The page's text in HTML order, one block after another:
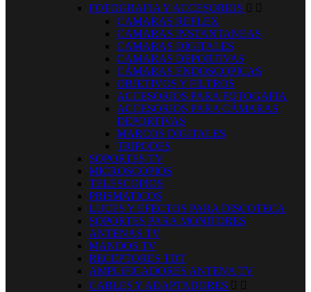
FOTOGRAFIA Y ACCESORIOS  
CAMARAS REFLEX
CAMARAS INSTANTANEAS
CAMARAS DIGITALES
CAMARAS DEPORTIVAS
CÁMARAS ENDOSCOPICAS
OBJETIVOS Y FILTROS
ACCESORIOS PARA FOTOGAFIA
ACCESORIOS PARA CÁMARAS
DEPORTIVAS
MARCOS DIGITALES
TRIPODES
SOPORTES TV
MICROSCOPIOS
TELESCOPIOS
PRISMATICOS
LUCES Y EFECTOS PARA DISCOTECA
SOPORTES PARA MONITORES
ANTENAS TV
MANDOS TV
RECEPTORES TDT
AMPLIFICADORES ANTENA TV
CABLES Y ADAPTADORES  